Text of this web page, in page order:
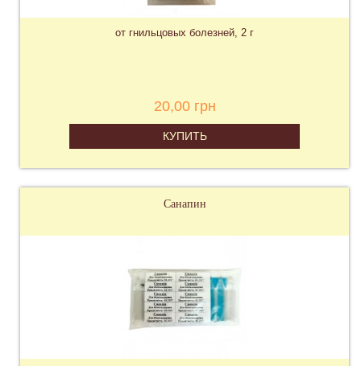
от гнильцовых болезней, 2 г
20,00 грн
КУПИТЬ
Санапин